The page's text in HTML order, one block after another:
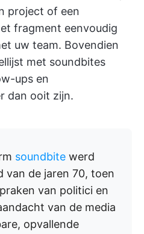
project of een
fragment eenvoudig
uw team. Bovendien
met soundbites
ups en
dan ooit zijn.
soundbite werd
van de jaren 70, toen
van politici en
van de media
opvallende